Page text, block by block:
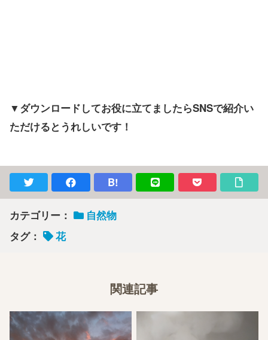
▼ダウンロードしてお役に立てましたらSNSで紹介い
ただけるとうれしいです！
B!
カテゴリー：
自然物
タグ：
花
関連記事